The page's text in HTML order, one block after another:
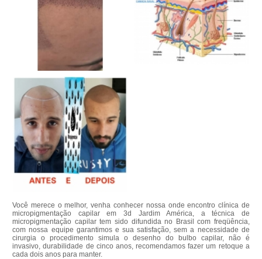
Você merece o melhor, venha conhecer nossa onde encontro clínica de
micropigmentação capilar em 3d Jardim América, a técnica de
micropigmentação capilar tem sido difundida no Brasil com freqüência,
com nossa equipe garantimos e sua satisfação, sem a necessidade de
cirurgia o procedimento simula o desenho do bulbo capilar, não é
invasivo, durabilidade de cinco anos, recomendamos fazer um retoque a
cada dois anos para manter.